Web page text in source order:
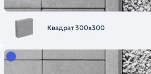
Квадрат 300х300